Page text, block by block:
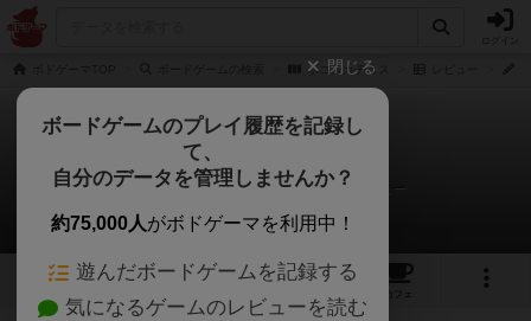
ボコスカチェス
ボコスカチェス
おさわり菌類せんと★えるもさんのレビュー
1 1
カフェ
閉じる
ボードゲームのプレイ履歴を記録し
て、
自分のデータを管理しませんか？
約75,000人がボドゲーマを利用中！
遊んだボードゲームを記録する
気になるゲームのレビューを読む